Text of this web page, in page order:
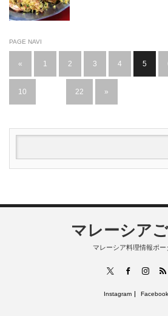
PAGE NAVI
« 1 2 3 4 5
10 22 »
マレーシア
マレーシア料理情報ポー
Facebook
RSS
Instagram Facebook